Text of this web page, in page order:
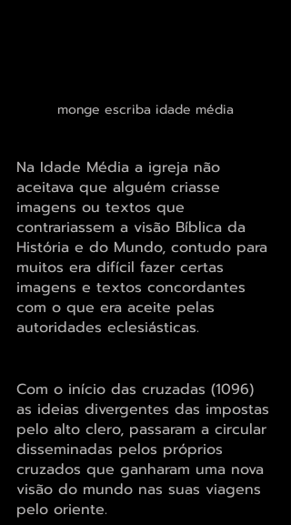
monge escriba idade média
Na Idade Média a igreja não
aceitava que alguém criasse
imagens ou textos que
contrariassem a visão Bíblica da
História e do Mundo, contudo para
muitos era difícil fazer certas
imagens e textos concordantes
com o que era aceite pelas
autoridades eclesiásticas.
Com o início das cruzadas (1096)
as ideias divergentes das impostas
pelo alto clero, passaram a circular
disseminadas pelos próprios
cruzados que ganharam uma nova
visão do mundo nas suas viagens
pelo oriente.